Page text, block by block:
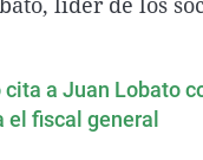
cita a Juan Lobato
el fiscal general